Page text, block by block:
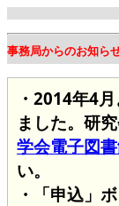
事務局からのお知ら
・2014年4
ました。研
学会電子図
い。
・「申込」